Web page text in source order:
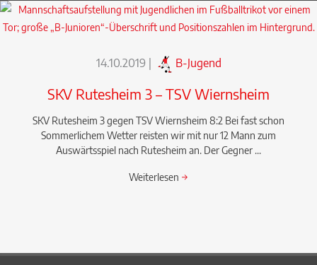
14.10.2019 | B-Jugend
SKV Rutesheim 3 – TSV Wiernsheim
SKV Rutesheim 3 gegen TSV Wiernsheim 8:2 Bei fast schon
Sommerlichem Wetter reisten wir mit nur 12 Mann zum
Auswärtsspiel nach Rutesheim an. Der Gegner ...
Weiterlesen →